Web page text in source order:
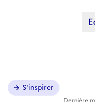
S'inspirer